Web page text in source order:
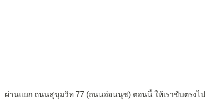
ผ่านแยก ถนนสุขุมวิท 77 (ถนนอ่อนนุช) ตอนนี้ ให้เราขับตรงไป